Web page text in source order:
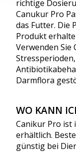
richtige
Canukur Pro
das Futter. Die
Produkt
Verwenden Sie
Darmflora
WO KANN
Canikur Pro ist
erhältlich.
günstig bei